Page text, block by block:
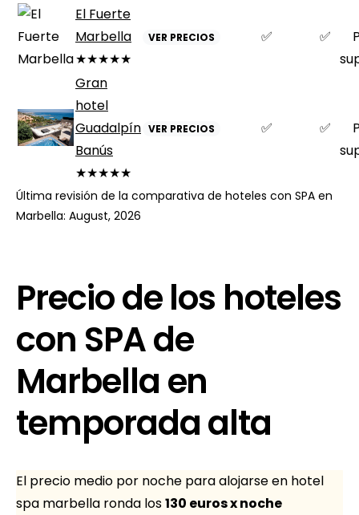
El Fuerte
Marbella
★★★★★
VER PRECIOS ✅ ✅
Gran
hotel
Guadalpín
Banús
★★★★★
VER PRECIOS ✅ ✅
Última revisión de la comparativa de hoteles con SPA en
Marbella: August, 2026
Precio de los hoteles
con SPA de
Marbella en
temporada alta
El precio medio por noche para alojarse en hotel
spa marbella ronda los130 euros x noche